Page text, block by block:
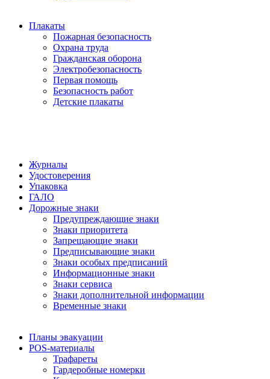
Плакаты
Пожарная безопасность
Охрана труда
Гражданская оборона
Электробезопасность
Первая помощь
Безопасность работ
Детские плакаты
Журналы
Удостоверения
Упаковка
ГАЛО
Дорожные знаки
Предупреждающие знаки
Знаки приоритета
Запрещающие знаки
Предписывающие знаки
Знаки особых предписаний
Информационные знаки
Знаки сервиса
Знаки дополнительной информации
Временные знаки
Планы эвакуации
POS-материалы
Трафареты
Гардеробные номерки